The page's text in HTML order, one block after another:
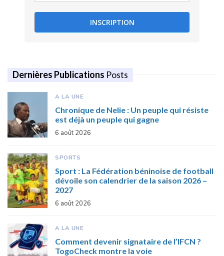
INSCRIPTION
Dernières Publications Posts
A LA UNE
Chronique de Nelie : Un peuple qui résiste
est déjà un peuple qui gagne
6 août 2026
SPORTS
Sport : La Fédération béninoise de football
dévoile son calendrier de la saison 2026 –
2027
6 août 2026
A LA UNE
Comment devenir signataire de l’IFCN ?
TogoCheck montre la voie